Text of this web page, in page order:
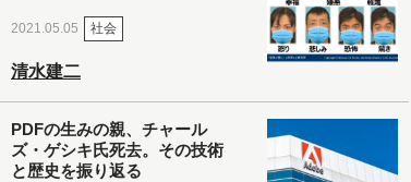
2021.05.05 社会
清水建二
PDFの生みの親、チャール
ズ・ゲシキ氏死去。その技術
と歴史を振り返る